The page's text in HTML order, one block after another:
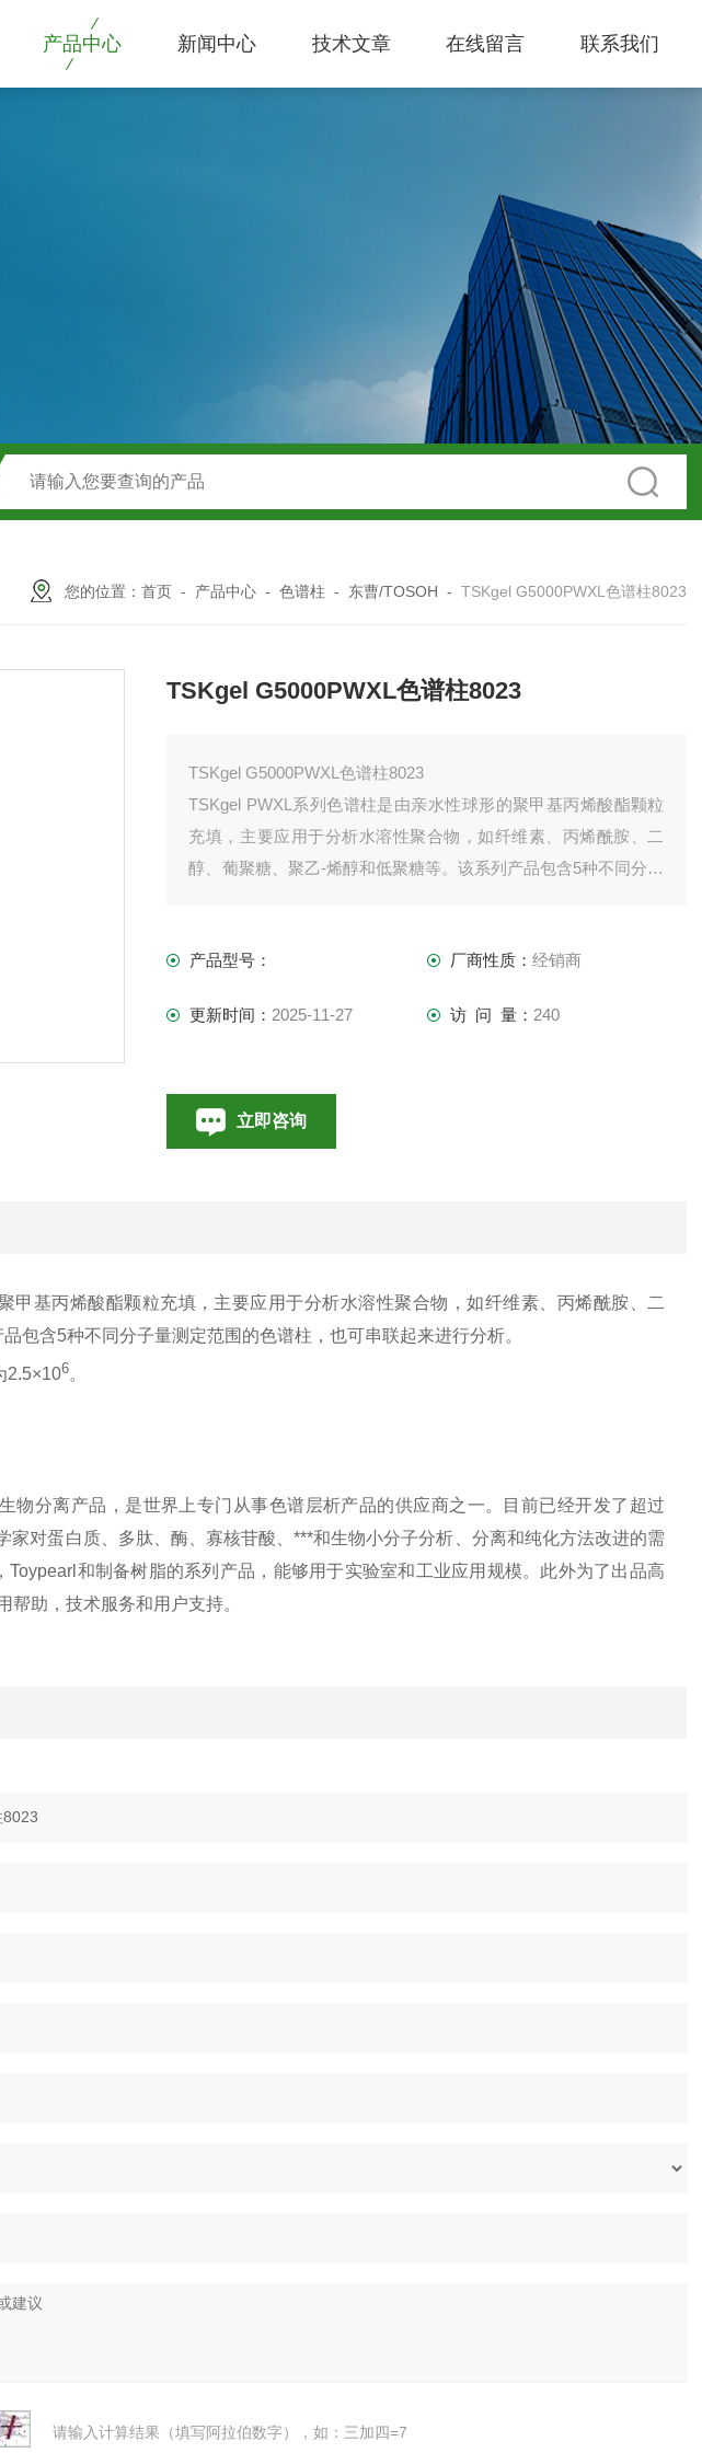
产品中心 新闻中心 技术文章 在线留言 联系我们
您的位置： 首页 - 产品中心 - 色谱柱 - 东曹/TOSOH - TSKgel G5000PWXL色谱柱8023
TSKgel G5000PWXL色谱柱8023
TSKgel G5000PWXL色谱柱8023
TSKgel PWXL系列色谱柱是由亲水性球形的聚甲基丙烯酸酯颗粒
充填，主要应用于分析水溶性聚合物，如纤维素、丙烯酰胺、二
醇、葡聚糖、聚乙-烯醇和低聚糖等。该系列产品包含5种不同分子
产品型号： 厂商性质： 经销商
更新时间： 2025-11-27 访 问 量： 240
立即咨询
甲基丙烯酸酯颗粒充填，主要应用于分析水溶性聚合物，如纤维素、丙烯酰胺、二
包含5种不同分子量测定范围的色谱柱，也可串联起来进行分析。
2.5×106。
物分离产品，是世界上专门从事色谱层析产品的供应商之一。目前已经开发了超过
家对蛋白质、多肽、酶、寡核苷酸、***和生物小分子分析、分离和纯化方法改进的需
Toypearl和制备树脂的系列产品，能够用于实验室和工业应用规模。此外为了出品高
助，技术服务和用户支持。
请输入计算结果（填写阿拉伯数字），如：三加四=7